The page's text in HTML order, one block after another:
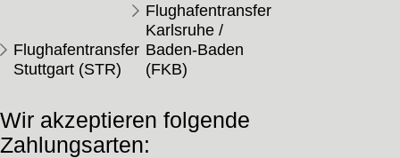
Flughafentransfer
Stuttgart (STR)
Flughafentransfer
Karlsruhe /
Baden-Baden
(FKB)
Wir akzeptieren folgende
Zahlungsarten: